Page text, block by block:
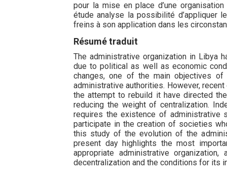
pour la mise en place d’une
étude analyse la possibilité d’appliquer
freins à son application dans les
Résumé traduit
The administrative organization in Libya
due to political as well as economic
changes, one of the main objectives
administrative authorities. However,
the attempt to rebuild it have directed
reducing the weight of centralization.
requires the existence of administrative
participate in the creation of societies
this study of the evolution of the
present day highlights the most
appropriate administrative
decentralization and the conditions for its